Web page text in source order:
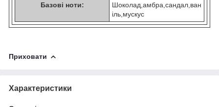
Базові ноти:
Шоколад,амбра,сандал,ван
іль,мускус
Приховати
Характеристики